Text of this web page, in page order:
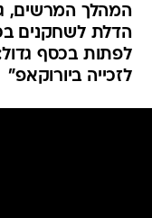
המהלך המרשים,
הדלת לשחקנים
לפתות בכסף גדול:
לזכייה ביורוקאפ"